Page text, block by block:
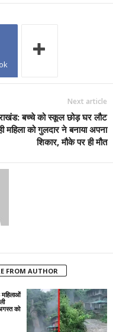
Next article
बच्चे को स्कूल छोड़ घर लौट
महिला को गुलदार ने बनाया अपना
शिकार, मौके पर ही मौत
FROM AUTHOR
को